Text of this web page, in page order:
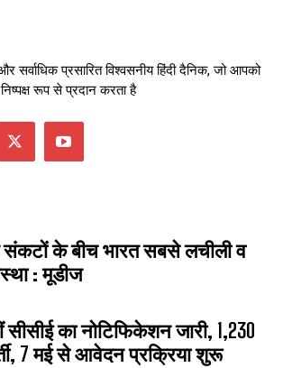
सर्वाधिक प्रसारित विश्वसनीय हिंदी दैनिक, जो आपको
रूप से प्रदान करता है
संकटों के बीच भारत सबसे लचीली व
: मूडीज
सीसीई का नोटिफिकेशन जारी, 1,230
7 मई से आवेदन प्रक्रिया शुरू